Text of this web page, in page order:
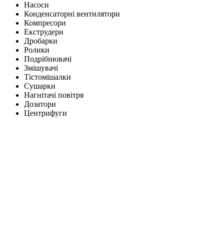
Насоси
Конденсаторні вентилятори
Компресори
Екструдери
Дробарки
Ролики
Подрібнювачі
Змішувачі
Тістомішалки
Сушарки
Нагнітачі повітря
Дозатори
Центрифуги